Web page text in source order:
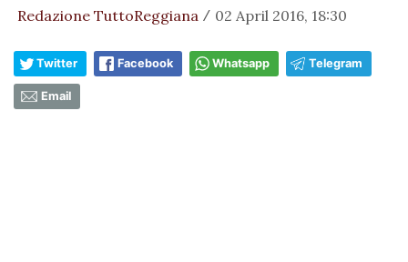
Redazione TuttoReggiana / 02 April 2016, 18:30
Twitter Facebook Whatsapp Telegram
Email